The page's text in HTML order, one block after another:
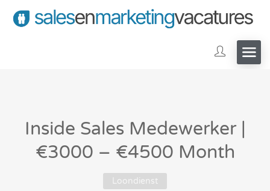
Inside Sales Medewerker |
€3000 – €4500 Month
Loondienst